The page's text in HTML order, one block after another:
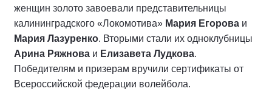
женщин золото завоевали представительницы
калининградского «Локомотива» Мария Егорова и
Мария Лазуренко. Вторыми стали их одноклубницы
Арина Ряжнова и Елизавета Лудкова.
Победителям и призерам вручили сертификаты от
Всероссийской федерации волейбола.